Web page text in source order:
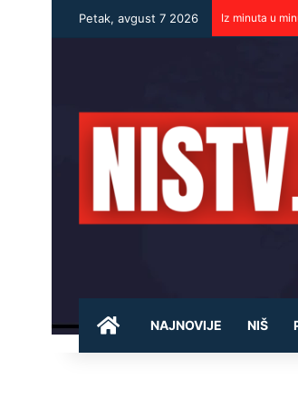
Petak, avgust 7 2026 Iz minuta u
POČETNA
NAJNOVIJE NIŠ